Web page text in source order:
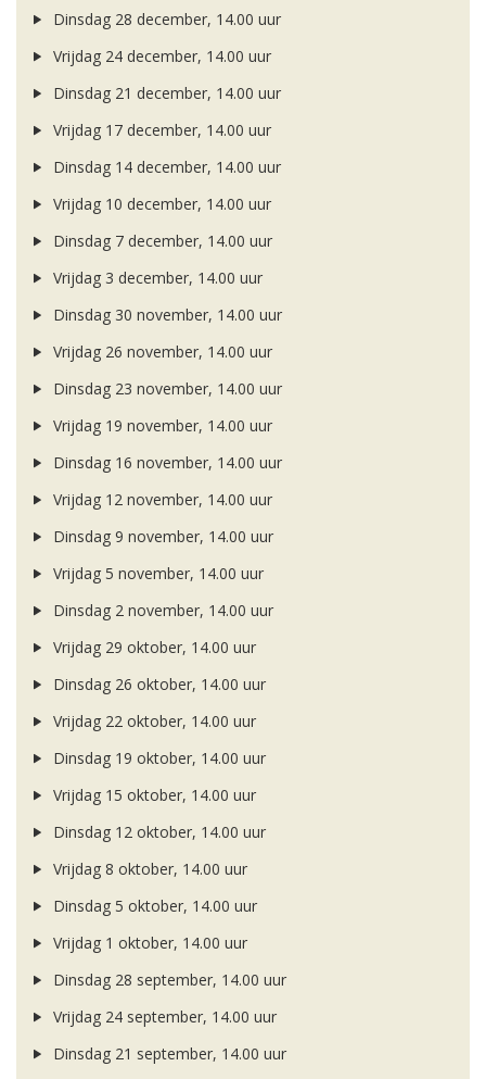
Dinsdag 28 december, 14.00 uur
Vrijdag 24 december, 14.00 uur
Dinsdag 21 december, 14.00 uur
Vrijdag 17 december, 14.00 uur
Dinsdag 14 december, 14.00 uur
Vrijdag 10 december, 14.00 uur
Dinsdag 7 december, 14.00 uur
Vrijdag 3 december, 14.00 uur
Dinsdag 30 november, 14.00 uur
Vrijdag 26 november, 14.00 uur
Dinsdag 23 november, 14.00 uur
Vrijdag 19 november, 14.00 uur
Dinsdag 16 november, 14.00 uur
Vrijdag 12 november, 14.00 uur
Dinsdag 9 november, 14.00 uur
Vrijdag 5 november, 14.00 uur
Dinsdag 2 november, 14.00 uur
Vrijdag 29 oktober, 14.00 uur
Dinsdag 26 oktober, 14.00 uur
Vrijdag 22 oktober, 14.00 uur
Dinsdag 19 oktober, 14.00 uur
Vrijdag 15 oktober, 14.00 uur
Dinsdag 12 oktober, 14.00 uur
Vrijdag 8 oktober, 14.00 uur
Dinsdag 5 oktober, 14.00 uur
Vrijdag 1 oktober, 14.00 uur
Dinsdag 28 september, 14.00 uur
Vrijdag 24 september, 14.00 uur
Dinsdag 21 september, 14.00 uur